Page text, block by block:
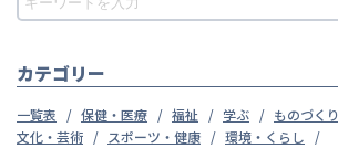
カテゴリー
一覧表 保健・医療 福祉 学ぶ ものづくり
文化・芸術
スポーツ・健康
環境・くらし